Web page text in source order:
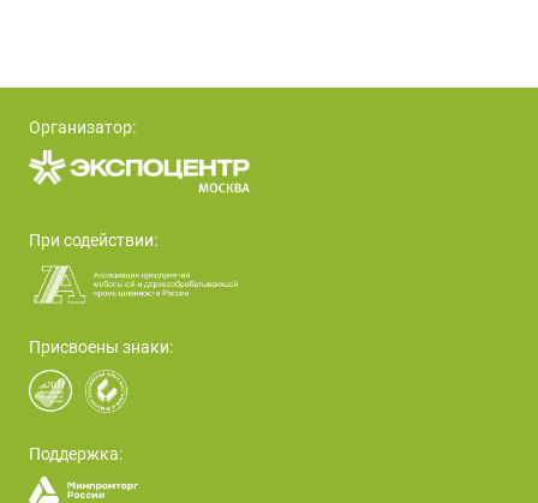
Организатор:
При содействии:
Присвоены знаки:
Поддержка: